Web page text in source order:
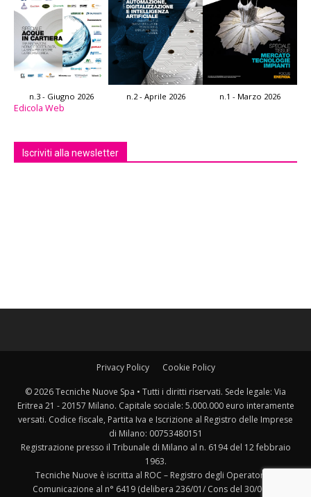
n.3 - Giugno 2026 n.2 - Aprile 2026 n.1 - Marzo 2026
Edicola Web
Iscriviti alla newsletter
Privacy Policy Cookie Policy
© 2026 Tecniche Nuove Spa • Tutti i diritti riservati. Sede legale: Via
Eritrea 21 - 20157 Milano. Capitale sociale: 5.000.000 euro interamente
versati. Codice fiscale, Partita Iva e Iscrizione al Registro delle Imprese
di Milano: 00753480151
Registrazione presso il Tribunale di Milano al n. 6194 del 12 febbraio
1963.
Tecniche Nuove è iscritta al ROC – Registro degli Operatori di
Comunicazione al n° 6419 (delibera 236/01/ Cons del 30/06/01